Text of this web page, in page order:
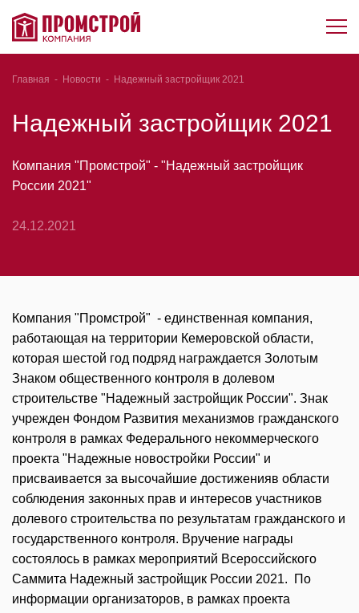
Главная - Новости - Надежный застройщик 2021
Надежный застройщик 2021
Компания "Промстрой" - "Надежный застройщик
России 2021"
24.12.2021
Компания "Промстрой" - единственная компания,
работающая на территории Кемеровской области,
которая шестой год подряд награждается Золотым
Знаком общественного контроля в долевом
строительстве "Надежный застройщик России". Знак
учрежден Фондом Развития механизмов гражданского
контроля в рамках Федерального некоммерческого
проекта "Надежные новостройки России" и
присваивается за высочайшие достиженияв области
соблюдения законных прав и интересов участников
долевого строительства по результатам гражданского и
государственного контроля. Вручение награды
состоялось в рамках мероприятий Всероссийского
Саммита Надежный застройщик России 2021. По
информации организаторов, в рамках проекта